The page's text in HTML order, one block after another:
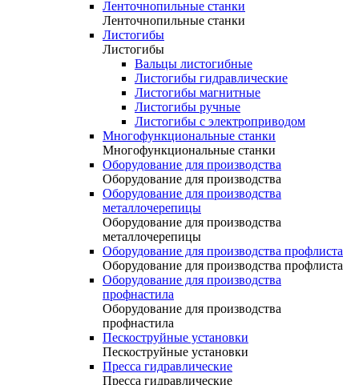
Ленточнопильные станки
Ленточнопильные станки
Листогибы
Листогибы
Вальцы листогибные
Листогибы гидравлические
Листогибы магнитные
Листогибы ручные
Листогибы с электроприводом
Многофункциональные станки
Многофункциональные станки
Оборудование для производства
Оборудование для производства
Оборудование для производства
металлочерепицы
Оборудование для производства
металлочерепицы
Оборудование для производства профлиста
Оборудование для производства профлиста
Оборудование для производства
профнастила
Оборудование для производства
профнастила
Пескоструйные установки
Пескоструйные установки
Пресса гидравлические
Пресса гидравлические